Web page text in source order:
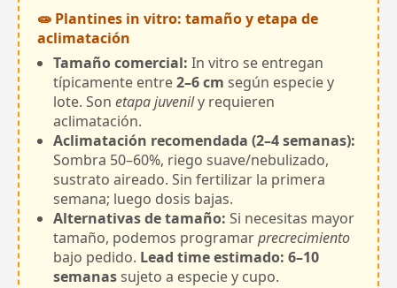
🧫 Plantines in vitro: tamaño y etapa de
aclimatación
Tamaño comercial: In vitro se entregan
típicamente entre2–6 cm según especie y
lote. Son etapa juvenily requieren
aclimatación.
Aclimatación recomendada (2–4 semanas):
Sombra 50–60%, riego suave/nebulizado,
sustrato aireado. Sin fertilizar la primera
semana; luego dosis bajas.
Alternativas de tamaño: Si necesitas mayor
tamaño, podemos programarprecrecimiento
bajo pedido. Lead time estimado: 6–10
semanassujeto a especie y cupo.